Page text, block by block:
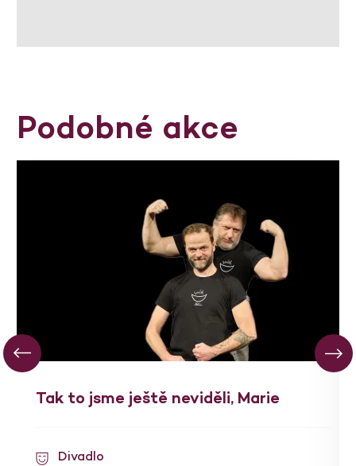
Podobné akce
Tak to jsme ještě neviděli, Marie
Divadlo